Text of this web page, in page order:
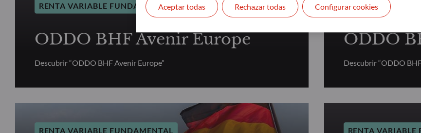
RENTA VARIABLE FUNDAMENTAL
ODDO BHF Avenir Europe
Descubrir “ODDO BHF Avenir Europe”
RENTA VARIABLE
ODDO
Descubrir “ODDO
RENTA VARIABLE FUNDAMENTAL RENTA VARIABLE
Rechazar todas
Aceptar todas Configurar cookies